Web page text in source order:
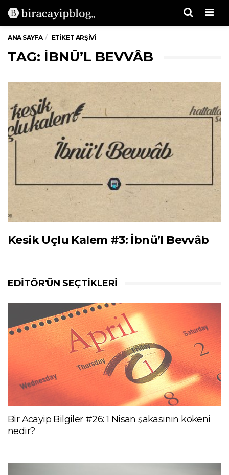
ANA SAYFA ETIKET ARŞIVI
TAG: İBNÜ’L BEVVÂB
Kesik Uçlu Kalem #3: İbnü’l Bevvâb
EDITÖR'ÜN SEÇTIKLERI
Bir Acayip Bilgiler #26: 1 Nisan şakasının kökeni
nedir?